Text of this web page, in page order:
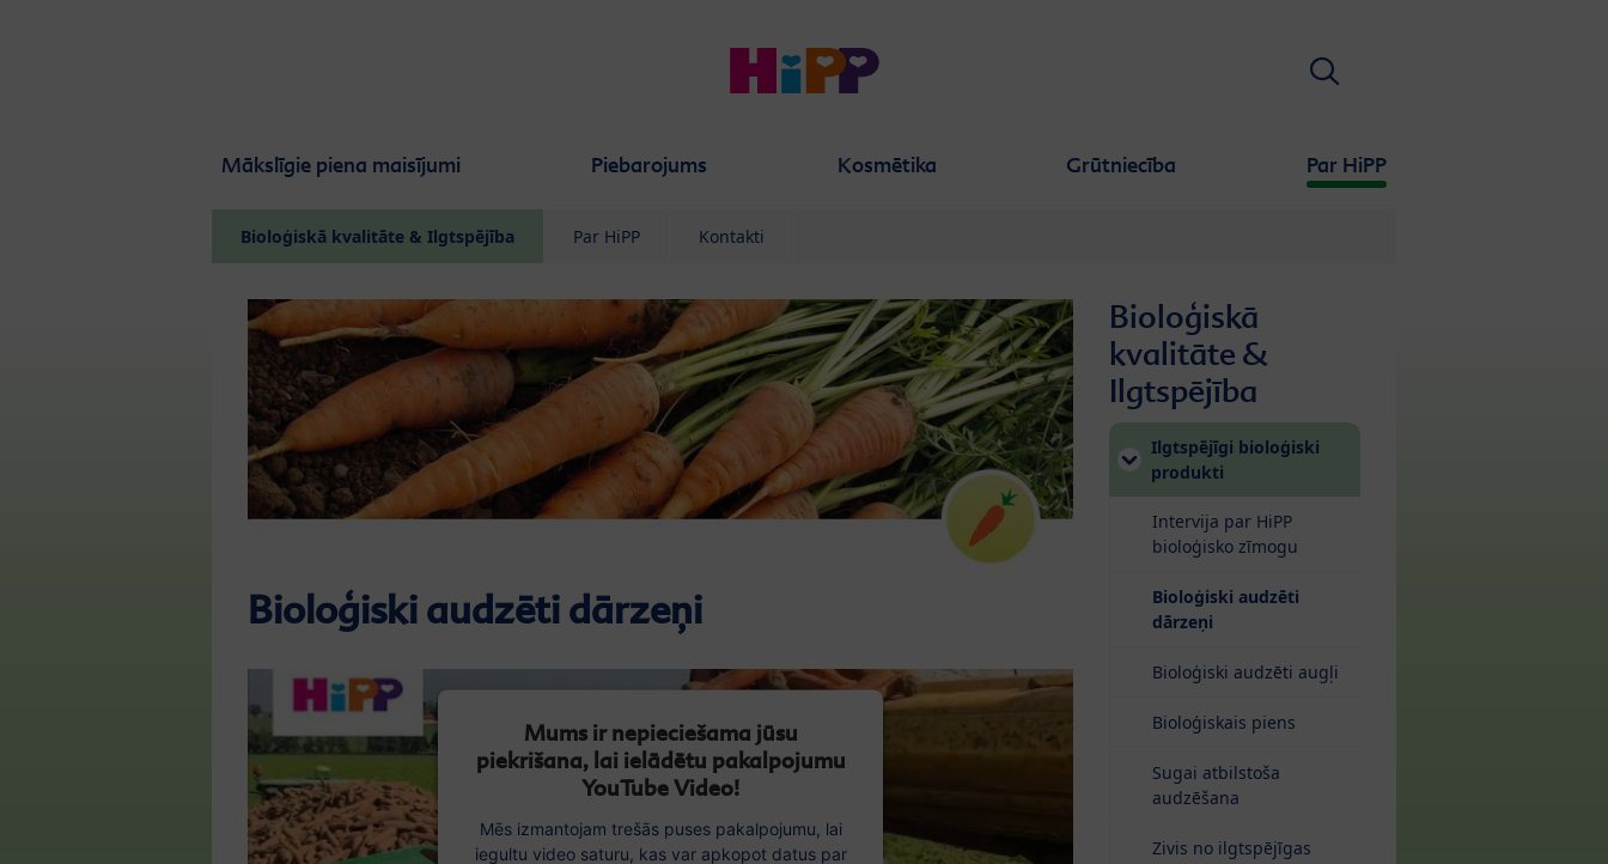
Mākslīgie piena maisījumi Piebarojums Kosmētika Grūtniecība Par HiPP
Meklēt
Bioloģiskā kvalitāte & Ilgtspējība Par HiPP Kontakti
Bioloģiski audzēti dārzeņi
Mums ir nepieciešama jūsu
piekrišana, lai ielādētu pakalpojumu
YouTube Video!
Mēs izmantojam trešās puses pakalpojumu, lai
iegultu video saturu, kas var apkopot datus par
Bioloģiskā
kvalitāte &
Ilgtspējība
Ilgtspējīgi bioloģiski
produkti
Intervija par HiPP
bioloģisko zīmogu
Bioloģiski audzēti
dārzeņi
Bioloģiski audzēti augļi
Bioloģiskais piens
Sugai atbilstoša
audzēšana
Zivis no ilgtspējīgas